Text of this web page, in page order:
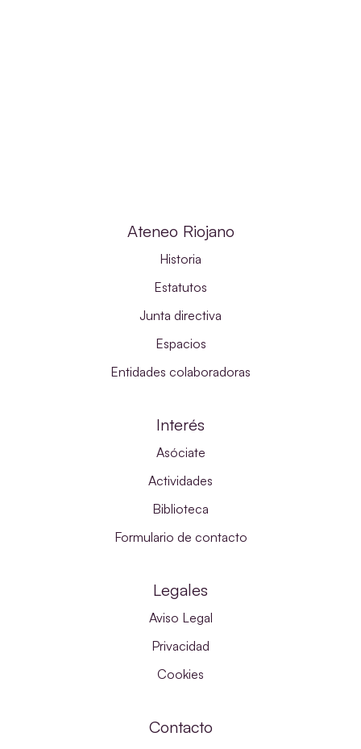
Ateneo Riojano
Historia
Estatutos
Junta directiva
Espacios
Entidades colaboradoras
Interés
Asóciate
Actividades
Biblioteca
Formulario de contacto
Legales
Aviso Legal
Privacidad
Cookies
Contacto